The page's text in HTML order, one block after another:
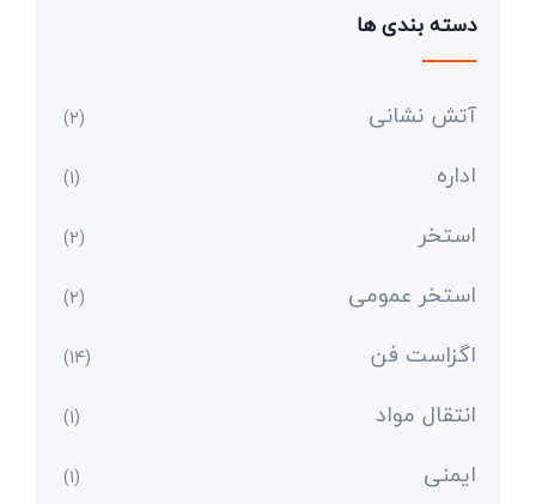
دسته بندی ها
آتش نشانی (2)
اداره (1)
استخر (2)
استخر عمومی (2)
اگزاست فن (14)
انتقال مواد (1)
ایمنی (1)